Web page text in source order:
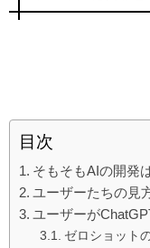
目次
そもそもAIの開発
ユーザーたちの見
ユーザーが
ゼロショット